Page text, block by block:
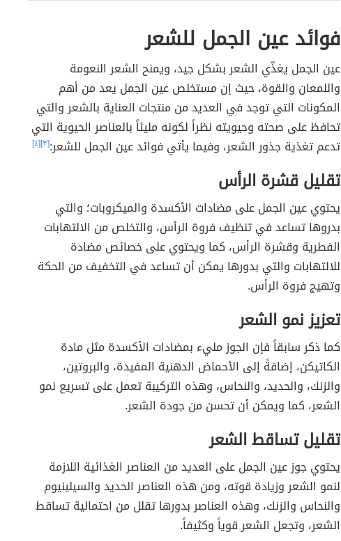
فوائد عين الجمل للشعر
عين الجمل يغذّي الشعر بشكل جيد، ويمنح الشعر النعومة
واللمعان والقوة، حيث إن مستخلص عين الجمل يعد من أهم
المكونات التي توجد في العديد من منتجات العناية بالشعر والتي
تحافظ على صحته وحيويته نظراً لكونه مليئاً بالعناصر الحيوية التي
تدعم تغذية جذور الشعر، وفيما يأتي فوائد عين الجمل للشعر:[٣] [٤]
تقليل قشرة الرأس
يحتوي عين الجمل على مضادات الأكسدة والميكروبات؛ والتي
بدروها تساعد في تنظيف فروة الرأس، والتخلص من الالتهابات
الفطرية وقشرة الرأس، كما ويحتوي على خصائص مضادة
للالتهابات والتي بدورها يمكن أن تساعد في التخفيف من الحكة
وتهيج فروة الرأس.
تعزيز نمو الشعر
كما ذكر سابقاً فإن الجوز مليء بمضادات الأكسدة مثل مادة
الكاتيكن، إضافةً إلى الأحماض الدهنية المفيدة، والبروتين،
والزنك، والحديد، والنحاس، وهذه التركيبة تعمل على تسريع نمو
الشعر، كما ويمكن أن تحسن من جودة الشعر.
تقليل تساقط الشعر
يحتوي جوز عين الجمل على العديد من العناصر الغذائية اللازمة
لنمو الشعر وزيادة قوته، ومن هذه العناصر الحديد والسيلينيوم
والنحاس والزنك، وهذه العناصر بدورها تقلل من احتمالية تساقط
الشعر، وتجعل الشعر قوياً وكثيفاً.